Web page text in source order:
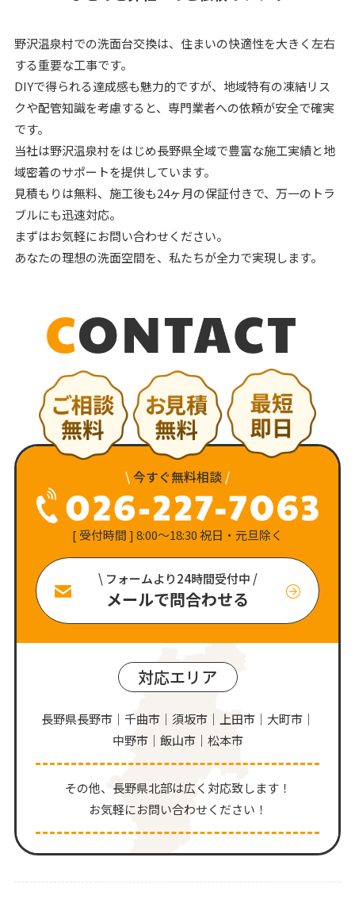
野沢温泉村での洗面台交換は、住まいの快適性を大きく左右
する重要な工事です。
DIYで得られる達成感も魅力的ですが、地域特有の凍結リス
クや配管知識を考慮すると、専門業者への依頼が安全で確実
です。
当社は野沢温泉村をはじめ長野県全域で豊富な施工実績と地
域密着のサポートを提供しています。
見積もりは無料、施工後も24ヶ月の保証付きで、万一のトラ
ブルにも迅速対応。
まずはお気軽にお問い合わせください。
あなたの理想の洗面空間を、私たちが全力で実現します。
\今すぐ無料相談 /
[ 受付時間 ] 8:00〜18:30 祝日・元旦除く
\ フォームより24時間受付中 /
メールで問合わせる
対応エリア
長野県長野市｜千曲市｜須坂市｜上田市｜大町市｜
中野市｜飯山市｜松本市
その他、⻑野県北部は広く対応致します！
お気軽にお問い合わせください！